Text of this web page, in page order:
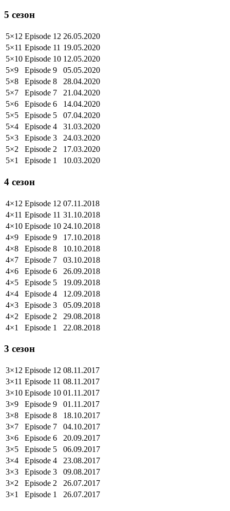
5 сезон
5×12 Episode 12 26.05.2020
5×11 Episode 11 19.05.2020
5×10 Episode 10 12.05.2020
5×9
Episode 9
05.05.2020
5×8
Episode 8
28.04.2020
5×7
Episode 7
21.04.2020
5×6
Episode 6
14.04.2020
5×5
Episode 5
07.04.2020
5×4
Episode 4
31.03.2020
5×3
Episode 3
24.03.2020
5×2
Episode 2
17.03.2020
5×1
Episode 1 10.03.2020
4 сезон
4×12 Episode 12 07.11.2018
4×11 Episode 11 31.10.2018
4×10 Episode 10 24.10.2018
4×9
Episode 9
17.10.2018
4×8
Episode 8
10.10.2018
4×7
Episode 7
03.10.2018
4×6
Episode 6
26.09.2018
4×5
Episode 5
19.09.2018
4×4
Episode 4
12.09.2018
4×3
Episode 3
05.09.2018
4×2
Episode 2
29.08.2018
4×1
Episode 1 22.08.2018
3 сезон
3×12 Episode 12 08.11.2017
3×11 Episode 11 08.11.2017
3×10 Episode 10 01.11.2017
3×9
Episode 9
01.11.2017
3×8
Episode 8
18.10.2017
3×7
Episode 7
04.10.2017
3×6
Episode 6
20.09.2017
3×5
Episode 5
06.09.2017
3×4
Episode 4
23.08.2017
3×3
Episode 3
09.08.2017
3×2
Episode 2
26.07.2017
3×1
Episode 1 26.07.2017